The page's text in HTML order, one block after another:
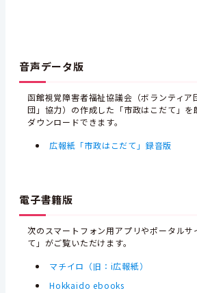
音声データ版
函館視覚障害者福祉協議会（ボランティア
団」協力）の作成した「市政はこだて」を
ダウンロードできます。
広報紙「市政はこだて」録音版
電子書籍版
次のスマートフォン用アプリやポータル
て」がご覧いただけます。
マチイロ（旧：i広報紙）
Hokkaido ebooks